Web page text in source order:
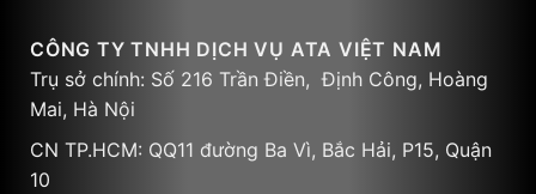
CÔNG TY TNHH DỊCH VỤ ATA VIỆT NAM
Trụ sở chính: Số 216 Trần Điền, Định Công, Hoàng
Mai, Hà Nội
CN TP.HCM: QQ11 đường Ba Vì, Bắc Hải, P15, Quận
10